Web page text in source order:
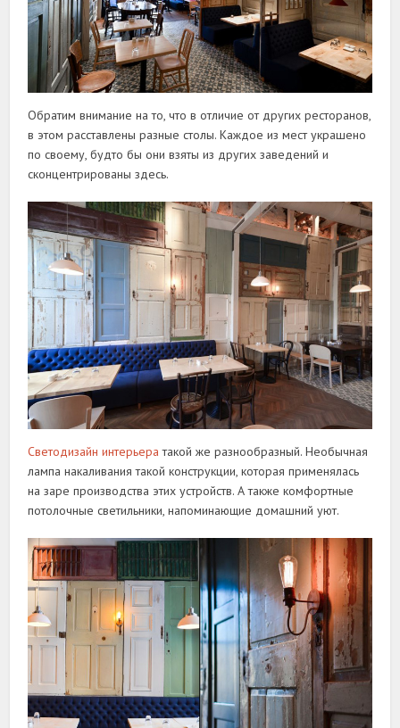
Обратим внимание на то, что в отличие от других ресторанов,
в этом расставлены разные столы. Каждое из мест украшено
по своему, будто бы они взяты из других заведений и
сконцентрированы здесь.
Светодизайн интерьера такой же разнообразный. Необычная
лампа накаливания такой конструкции, которая применялась
на заре производства этих устройств. А также комфортные
потолочные светильники, напоминающие домашний уют.